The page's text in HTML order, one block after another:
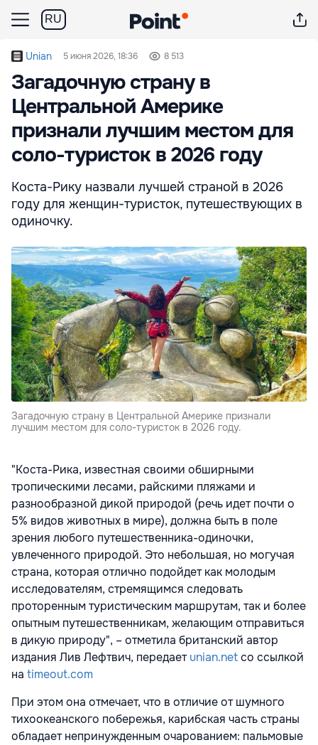
RU
Unian 5 июня 2026, 18:36 8 513
Загадочную страну в
Центральной Америке
признали лучшим местом для
соло-туристок в 2026 году
Коста-Рику назвали лучшей страной в 2026
году для женщин-туристок, путешествующих в
одиночку.
Загадочную страну в Центральной Америке признали
лучшим местом для соло-туристок в 2026 году.
"Коста-Рика, известная своими обширными
тропическими лесами, райскими пляжами и
разнообразной дикой природой (речь идет почти о
5% видов животных в мире), должна быть в поле
зрения любого путешественника-одиночки,
увлеченного природой. Это небольшая, но могучая
страна, которая отлично подойдет как молодым
исследователям, стремящимся следовать
проторенным туристическим маршрутам, так и более
опытным путешественникам, желающим отправиться
в дикую природу", – отметила британский автор
издания Лив Лефтвич, передаетunian.netсо ссылкой
на timeout.com
При этом она отмечает, что в отличие от шумного
тихоокеанского побережья, карибская часть страны
обладает непринужденным очарованием: пальмовые